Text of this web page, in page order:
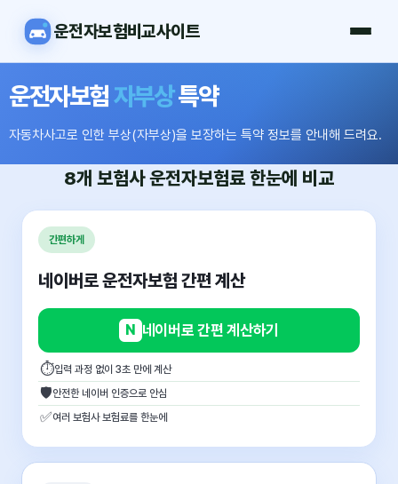
운전자보험비교사이트
운전자보험자부상특약
자동차사고로 인한 부상(자부상)을 보장하는 특약 정보를 안내해 드려요.
8개 보험사운전자보험료 한눈에 비교
간편하게
네이버로 운전자보험 간편 계산
N 네이버로 간편 계산하기
⏱입력 과정 없이 3초 만에 계산
🛡안전한 네이버 인증으로 안심
✅여러 보험사 보험료를 한눈에